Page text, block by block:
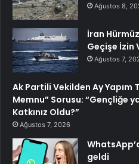
Ağustos 8,
İran
Geçişe İzin
Ağustos 7,
Ak Partili Vekilden Ay Yapım
Memnu” Sorusu: “Gençliğe
Katkınız Oldu?”
Ağustos 7, 2026
geldi